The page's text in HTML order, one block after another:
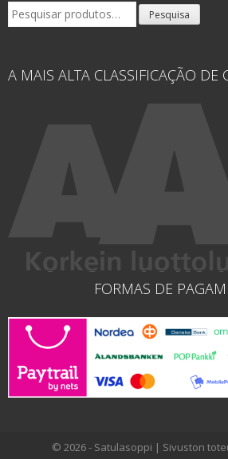
Pesquisar
por:
Pesquisa
A MAIS ALTA CLASSIFICAÇÃO DE
FORMAS DE
© 2026 - Satulasoppi | Sivuston